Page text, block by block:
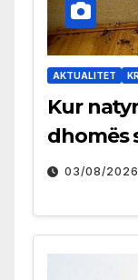
AKTUALITET
Kur
dhomës
03/08/2026